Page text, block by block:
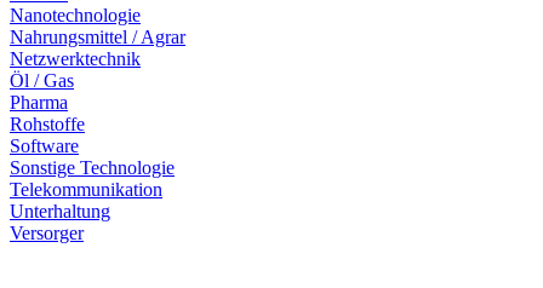
Nanotechnologie
Nahrungsmittel / Agrar
Netzwerktechnik
Öl / Gas
Pharma
Rohstoffe
Software
Sonstige Technologie
Telekommunikation
Unterhaltung
Versorger